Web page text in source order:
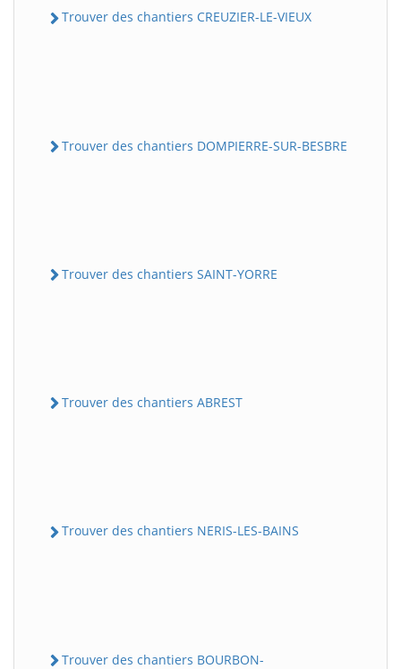
Trouver des chantiers CREUZIER-LE-VIEUX
Trouver des chantiers DOMPIERRE-SUR-BESBRE
Trouver des chantiers SAINT-YORRE
Trouver des chantiers ABREST
Trouver des chantiers NERIS-LES-BAINS
Trouver des chantiers BOURBON-